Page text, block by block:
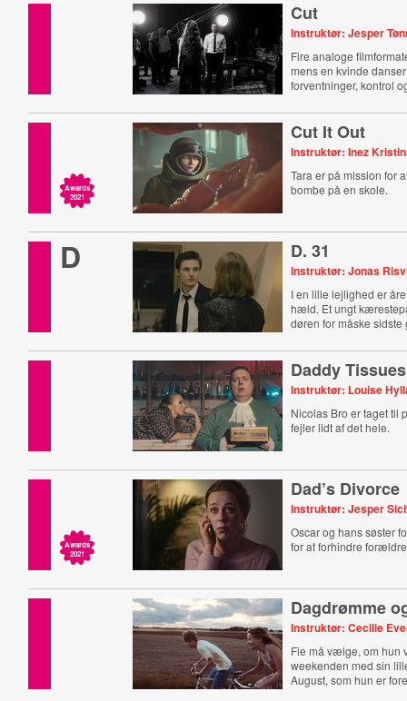
Cut
Instruktør: Jesper
Fire analoge
mens en kvinde
forventninger, kontrol
Awards
2021
Cut It Out
Instruktør: Inez
Tara er på mission for
bombe på en skole.
D D. 31
Instruktør: Jonas
I en lille lejlighed er
hæld. Et ungt
døren for måske
Daddy Tissues
Instruktør: Louise
Nicolas Bro er taget til
fejler lidt af det hele.
Awards
2021
Dad’s Divorce
Instruktør: Jesper
Oscar og hans søster
for at forhindre
Dagdrømme
Instruktør: Cecilie
Fie må vælge, om hun
weekenden med sin
August, som hun er